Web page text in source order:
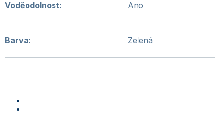
Voděodolnost: Ano
Barva: Zelená